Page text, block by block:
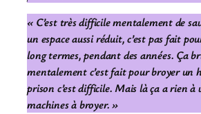
« C’est très difficile mentalement de
un espace aussi réduit, c’est pas fait
long termes, pendant des années. Ça
mentalement c’est fait pour broyer un
prison c’est difficile. Mais là ça a rien à
machines à broyer. »